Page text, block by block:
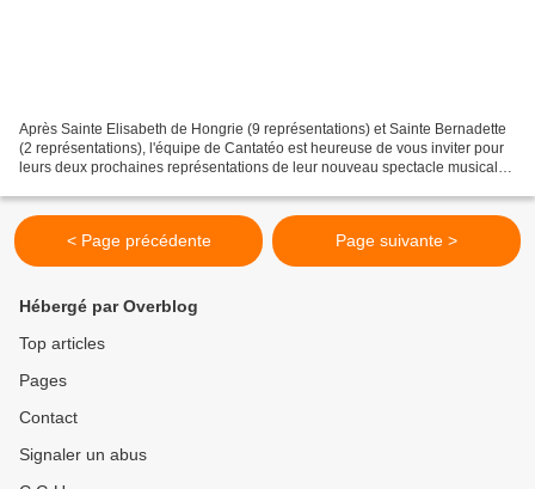
Après Sainte Elisabeth de Hongrie (9 représentations) et Sainte Bernadette
(2 représentations), l'équipe de Cantatéo est heureuse de vous inviter pour
leurs deux prochaines représentations de leur nouveau spectacle musical
< Page précédente Page suivante >
Hébergé par Overblog
Top articles
Pages
Contact
Signaler un abus